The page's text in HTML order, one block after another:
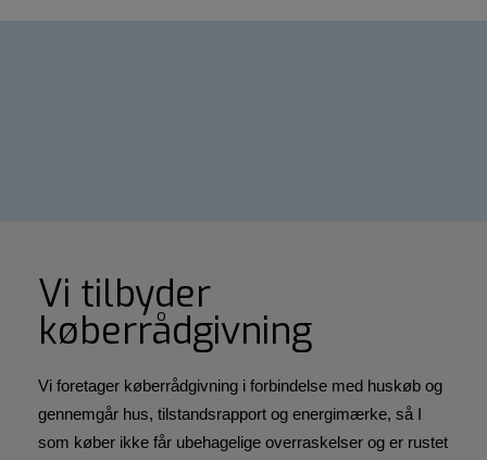
Vi tilbyder
køberrådgivning
Vi foretager køberrådgivning i forbindelse med huskøb og
gennemgår hus, tilstandsrapport og energimærke, så I
som køber ikke får ubehagelige overraskelser og er rustet